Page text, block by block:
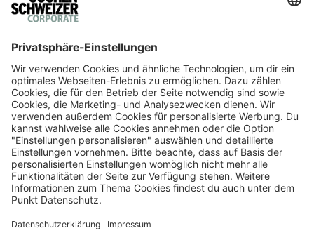
Erlebnis bringt Ergebnis
JOCHEN SCHWEIZER ARENA
Teambuilding in München
Weihnachtsfeier in München
Firmenfeier in München
Corporate Event Solutions GmbH
82024 Taufkirchen bei München